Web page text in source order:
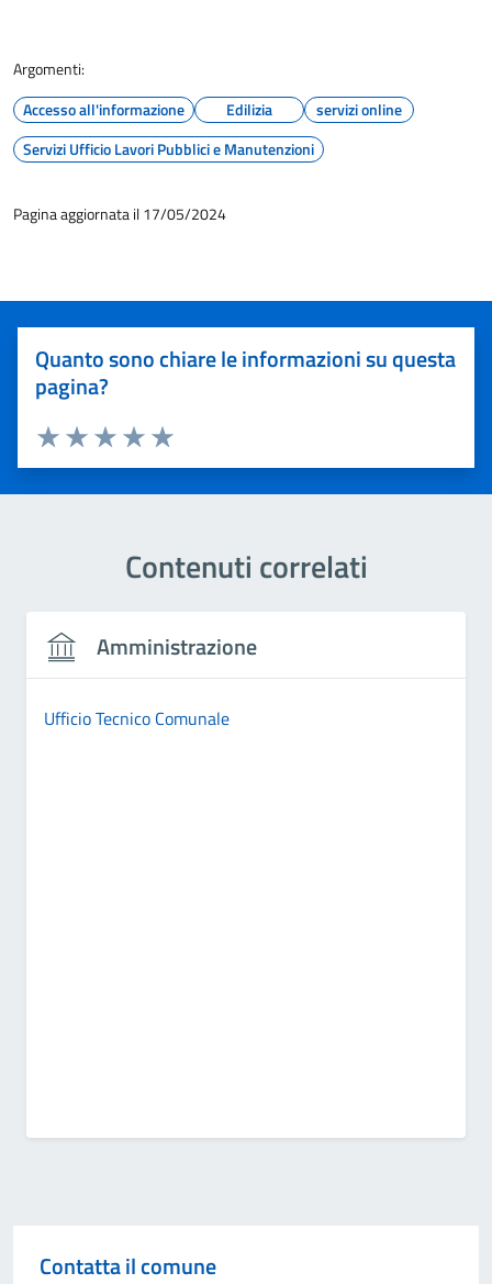
Argomenti:
Accesso all'informazione
Edilizia
servizi online
Servizi Ufficio Lavori Pubblici e Manutenzioni
Pagina aggiornata il 17/05/2024
Quanto sono chiare le informazioni su questa
pagina?
Valuta 5 stelle su 5
Valuta 4 stelle su 5
Valuta 3 stelle su 5
Valuta 2 stelle su 5
Valuta 1 stelle su 5
Contenuti correlati
Amministrazione
Ufficio Tecnico Comunale
Contatta il comune